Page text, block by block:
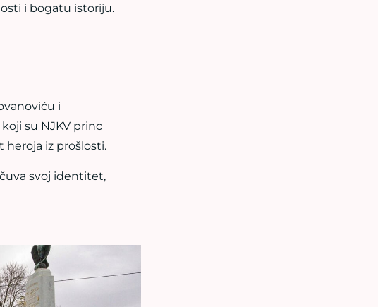
i bogatu istoriju.
i
su NJKV princ
heroja iz prošlosti.
svoj identitet,